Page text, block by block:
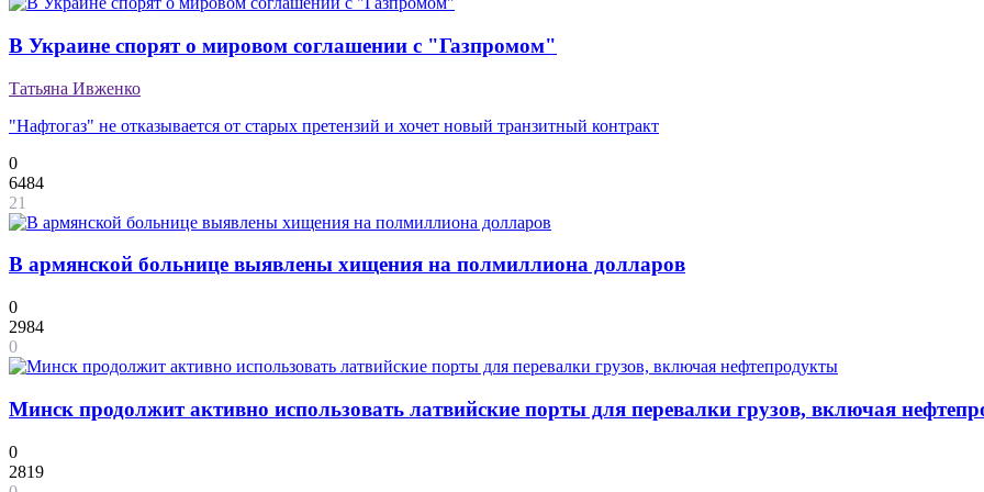
В Украине спорят о мировом соглашении с "Газпромом"
Татьяна Ивженко
"Нафтогаз" не отказывается от старых претензий и хочет новый транзитный контракт
0
6484
21
В армянской больнице выявлены хищения на полмиллиона долларов
0
2984
0
Минск продолжит активно использовать латвийские порты для перевалки грузов, включая
0
2819